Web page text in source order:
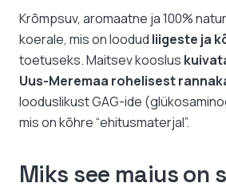
kogus
Krõmpsuv, aromaatne ja 100%
koerale, mis on loodud liigeste ja
toetuseks. Maitsev kooslus
Uus-Meremaa rohelisest
looduslikust GAG-ide
mis on kõhre “ehitusmaterjal”.
Miks see maius on